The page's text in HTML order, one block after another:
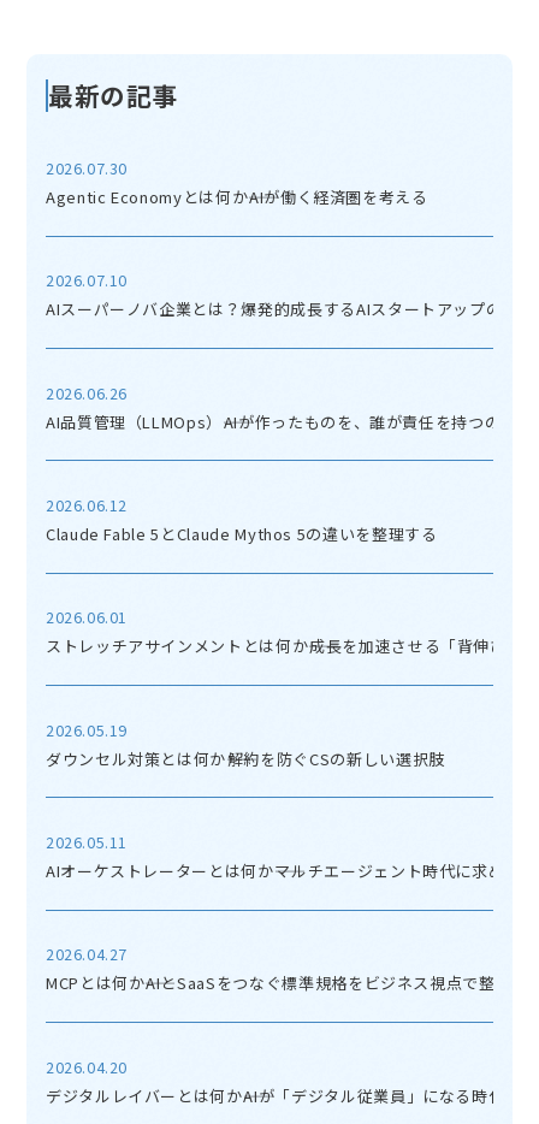
最新の記事
2026.07.30
Agentic Economyとは何か――AIが働く経済圏を考える
2026.07.10
AIスーパーノバ企業とは？爆発的成長するAIスタートアップの正体
2026.06.26
AI品質管理（LLMOps）――AIが作ったものを、誰が責任を持つのか
2026.06.12
Claude Fable 5とClaude Mythos 5の違いを整理する
2026.06.01
ストレッチアサインメントとは何か――成長を加速させる「背伸び」
2026.05.19
ダウンセル対策とは何か――解約を防ぐCSの新しい選択肢
2026.05.11
AIオーケストレーターとは何か――マルチエージェント時代に求めら
2026.04.27
MCPとは何か――AIとSaaSをつなぐ標準規格をビジネス視点で整理す
2026.04.20
デジタルレイバーとは何か――AIが「デジタル従業員」になる時代の